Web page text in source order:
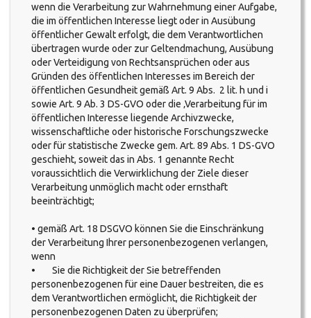
wenn die Verarbeitung zur Wahrnehmung einer Aufgabe,
die im öffentlichen Interesse liegt oder in Ausübung
öffentlicher Gewalt erfolgt, die dem Verantwortlichen
übertragen wurde oder zur Geltendmachung, Ausübung
oder Verteidigung von Rechtsansprüchen oder aus
Gründen des öffentlichen Interesses im Bereich der
öffentlichen Gesundheit gemäß Art. 9 Abs. 2 lit. h und i
sowie Art. 9 Ab. 3 DS-GVO oder die ‚Verarbeitung für im
öffentlichen Interesse liegende Archivzwecke,
wissenschaftliche oder historische Forschungszwecke
oder für statistische Zwecke gem. Art. 89 Abs. 1 DS-GVO
geschieht, soweit das in Abs. 1 genannte Recht
voraussichtlich die Verwirklichung der Ziele dieser
Verarbeitung unmöglich macht oder ernsthaft
beeinträchtigt;
• gemäß Art. 18 DSGVO können Sie die Einschränkung
der Verarbeitung Ihrer personenbezogenen verlangen,
wenn
• Sie die Richtigkeit der Sie betreffenden
personenbezogenen für eine Dauer bestreiten, die es
dem Verantwortlichen ermöglicht, die Richtigkeit der
personenbezogenen Daten zu überprüfen;